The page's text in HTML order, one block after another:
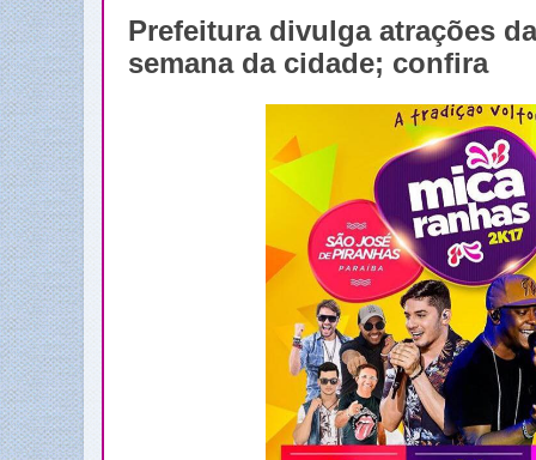
Prefeitura divulga atrações
semana da cidade; confira